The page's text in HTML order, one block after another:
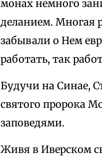
монах немного
деланием. Многая
забывали о Нем
работать, так
Будучи на Синае,
святого пророка
заповедями.
Живя в Иверском